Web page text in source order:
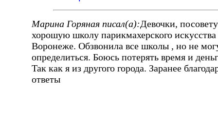
Марина Горяная писал(а):Девочки,
хорошую школу парикмахерского искусства
Воронеже. Обзвонила все школы , но не
определиться. Боюсь потерять время и
Так как я из другого города. Заранее
ответы